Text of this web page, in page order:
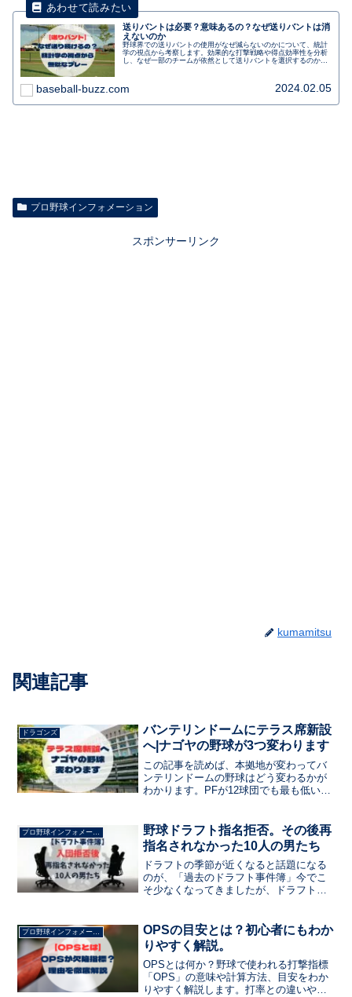
送りバントは必要？意味あるの？なぜ送りバントは消
えないのか
野球界での送りバントの使用がなぜ減らないのかについて、統計
学の視点から考察します。効果的な打撃戦略や得点効率性を分析
し、なぜ一部のチームが依然として送りバントを選択するのかを
ファンや戦術に興味のある人にとって興味深い記事です。
baseball-buzz.com 2024.02.05
プロ野球インフォメーション
スポンサーリンク
kumamitsu
関連記事
ドラゴンズ
バンテリンドームにテラス席新設
へ|ナゴヤの野球が3つ変わります
この記事を読めば、本拠地が変わってバ
ンテリンドームの野球はどう変わるかが
わかります。PFが12球団でも最も低いド
野球ドラフト指名拒否。その後再
指名されなかった10人の男たち
ドラフトの季節が近くなると話題になる
のが、「過去のドラフト事件簿」今でこ
そ少なくなってきましたが、ドラフト指
った選手を紹介します
OPSの目安とは？初心者にもわか
りやすく解説。
OPSとは何か？野球で使われる打撃指標
「OPS」の意味や計算方法、目安をわか
りやすく解説します。打率との違いやメ